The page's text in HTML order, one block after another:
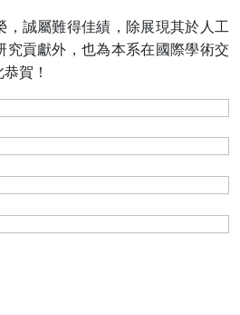
，誠屬難得佳績，除展現其於人工
究貢獻外，也為本系在國際學術交
賀！